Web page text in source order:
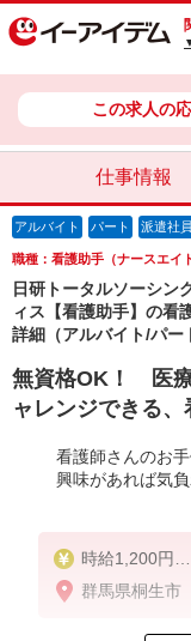
この求人の
仕事情報
アルバイト パート 派遣社員
職種：看護助手（ナースエイ
日研トータルソーシ
ィス【看護助手】の看
詳細（アルバイト/パ
無資格OK！ 医
ャレンジできる、
看護師さんのお
興味があれば気
時給1,200円
★週払いOK（
群馬県桐生市